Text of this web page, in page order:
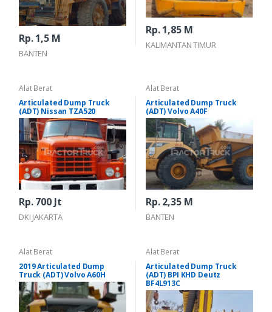
Rp. 1,5 M
BANTEN
Rp. 1,85 M
KALIMANTAN TIMUR
Alat Berat
Articulated Dump Truck
(ADT) Nissan TZA520
Rp. 700 Jt
DKI JAKARTA
Alat Berat
Articulated Dump Truck
(ADT) Volvo A40F
Rp. 2,35 M
BANTEN
Alat Berat
2019 Articulated Dump
Truck (ADT) Volvo A60H
Alat Berat
Articulated Dump Truck
(ADT) BPI KHD Deutz
BF4L913C